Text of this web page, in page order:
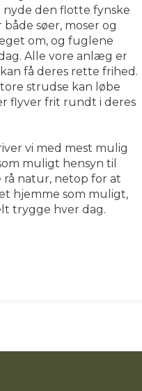
den flotte fynske
søer, moser og
om, og fuglene
Alle vore anlæg er
få deres rette frihed.
strudse kan løbe
flyver frit rundt i deres
vi med mest mulig
muligt hensyn til
natur, netop for at
hjemme som muligt,
trygge hver dag.